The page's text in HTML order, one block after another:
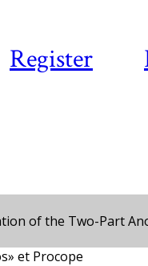
Register
of the Two-Part
et Procope